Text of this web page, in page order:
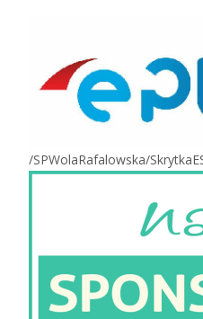
/SPWolaRafalowska/